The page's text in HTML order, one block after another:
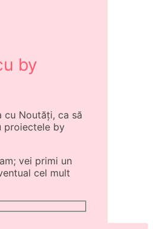
by
cu Noutăți, ca să
proiectele by
vei primi un
cel mult